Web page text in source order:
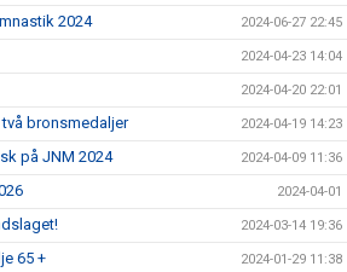
2024 2024-06-27 22:45
2024-04-23 14:04
2024-04-20 22:01
bronsmedaljer 2024-04-19 14:23
på JNM 2024 2024-04-09 11:36
2024-04-01
2024-03-14 19:36
65 + 2024-01-29 11:38